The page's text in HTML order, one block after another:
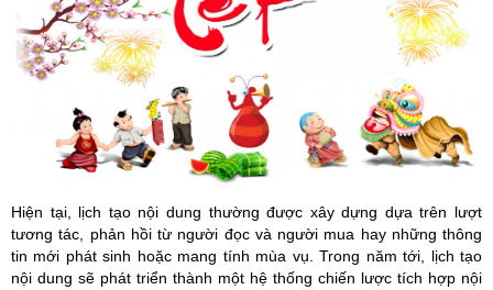
Hiện tại, lịch tạo nội dung thường được xây dựng dựa trên lượt
tương tác, phản hồi từ người đọc và người mua hay những thông
tin mới phát sinh hoặc mang tính mùa vụ. Trong năm tới, lịch tạo
nội dung sẽ phát triển thành một hệ thống chiến lược tích hợp nội